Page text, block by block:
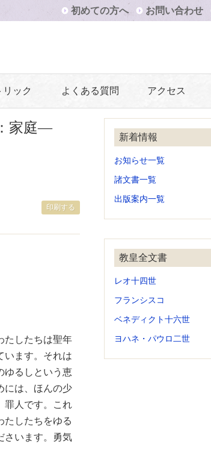
初めての方へ お問い合わせ
リック よくある質問 アクセス
家庭—
印刷する
たしたちは聖年
います。それは
ゆるしという恵
には、ほんの少
罪人です。これ
たしたちをゆる
さいます。勇気
新着情報
お知らせ一覧
諸文書一覧
出版案内一覧
教皇全文書
レオ十四世
フランシスコ
ベネディクト十六世
ヨハネ・パウロ二世